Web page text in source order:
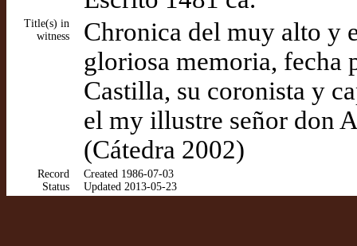
Title(s) in
witness
Chronica del muy alto y
gloriosa memoria, fecha
Castilla, su coronista y
el my illustre señor don
(Cátedra 2002)
Record
Status
Created 1986-07-03
Updated 2013-05-23